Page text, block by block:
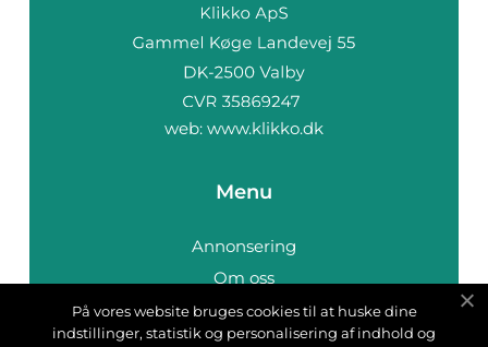
web: www.klikko.dk
Menu
Annonsering
Om oss
Cookies
Kontakta oss
På vores website bruges cookies til at huske dine
indstillinger, statistik og personalisering af indhold og